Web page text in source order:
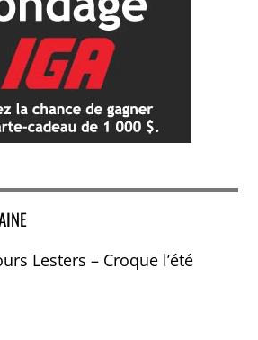
Lesters – Croque l’été